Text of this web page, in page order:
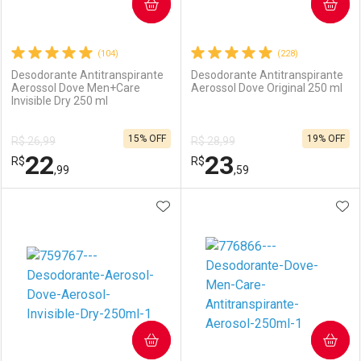
(104)
Desodorante Antitranspirante
Aerossol Dove Men+Care
Invisible Dry 250 ml
R$ 26,99
R$22,99
15% OFF
COMPRAR
Laboratório
Por Menos
(228)
Desodorante Antitranspirante
Aerossol Dove Original 250 ml
R$ 28,99
R$23,59
19% OFF
COMPRAR
Laboratório
Por Menos
ADICIONAR AOS FAVORITOS
COMPRAR COMPRAR